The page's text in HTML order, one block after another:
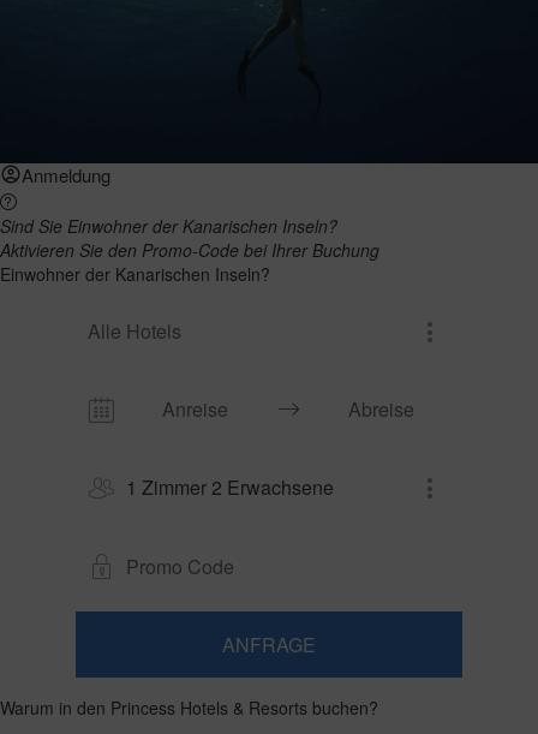
Anmeldung
Sind Sie Einwohner der Kanarischen Inseln?
Aktivieren Sie den Promo-Code bei Ihrer Buchung
Einwohner der Kanarischen Inseln?
Alle Hotels
1 Zimmer 2 Erwachsene
ANFRAGE
Zimmer
​Zimmer
Erwachsene
2
Kinder
0
​Zimmer
hinzufügenSuchen
Warum in den Princess Hotels & Resorts buchen?